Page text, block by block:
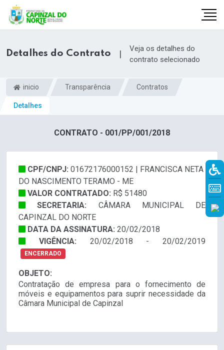
Detalhes do Contrato |
Veja os detalhes do
contrato selecionado
inicio Transparência Contratos
Detalhes
CONTRATO - 001/PP/001/2018
CPF/CNPJ: 01672176000152 | FRANCISCA NETA
DO NASCIMENTO TERAMO - ME
VALOR CONTRATADO: R$ 51480
SECRETARIA: CÂMARA MUNICIPAL DE
CAPINZAL DO NORTE
DATA DA ASSINATURA: 20/02/2018
VIGÊNCIA: 20/02/2018 - 20/02/2019
ENCERRADO
OBJETO:
Contratação de empresa para o fornecimento de
móveis e equipamentos para suprir necessidade da
Câmara Municipal de Capinzal